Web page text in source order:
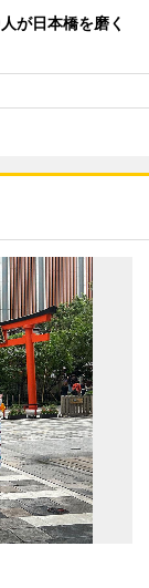
が日本橋を磨く